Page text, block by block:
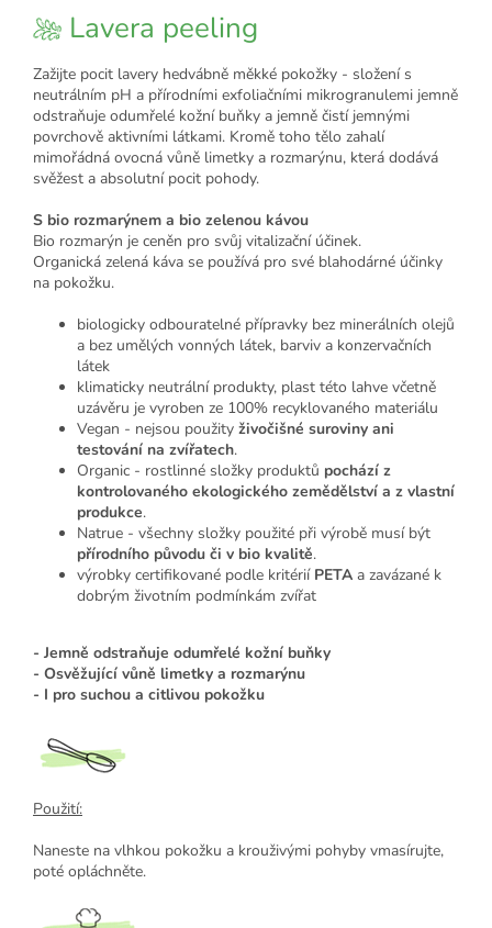
Lavera peeling
Zažijte pocit lavery hedvábně měkké pokožky - složení s
neutrálním pH a přírodními exfoliačními mikrogranulemi jemně
odstraňuje odumřelé kožní buňky a jemně čistí jemnými
povrchově aktivními látkami. Kromě toho tělo zahalí
mimořádná ovocná vůně limetky a rozmarýnu, která dodává
svěžest a absolutní pocit pohody.
S bio rozmarýnem a bio zelenou kávou
Bio rozmarýn je ceněn pro svůj vitalizační účinek.
Organická zelená káva se používá pro své blahodárné účinky
na pokožku.
biologicky odbouratelné přípravky bez minerálních olejů
a bez umělých vonných látek, barviv a konzervačních
látek
klimaticky neutrální produkty, plast této lahve včetně
uzávěru je vyroben ze 100% recyklovaného materiálu
Vegan - nejsou použity živočišné suroviny ani
testování na zvířatech.
Organic - rostlinné složky produktů pochází z
kontrolovaného ekologického zemědělství a z vlastní
produkce.
Natrue - všechny složky použité při výrobě musí být
přírodního původu či v bio kvalitě.
výrobky certifikované podle kritérií PETA a zavázané k
dobrým životním podmínkám zvířat
- Jemně odstraňuje odumřelé kožní buňky
- Osvěžující vůně limetky a rozmarýnu
- I pro suchou a citlivou pokožku
Použití:
Naneste na vlhkou pokožku a krouživými pohyby vmasírujte,
poté opláchněte.